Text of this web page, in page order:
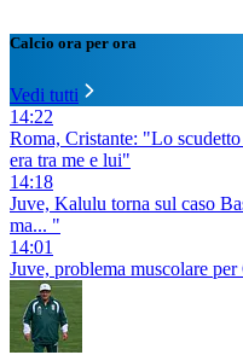
Calcio ora per ora
Vedi tutti
14:22
Roma, Cristante: "Lo
era tra me e lui"
14:18
Juve, Kalulu torna sul caso
ma... "
14:01
Juve, problema muscolare